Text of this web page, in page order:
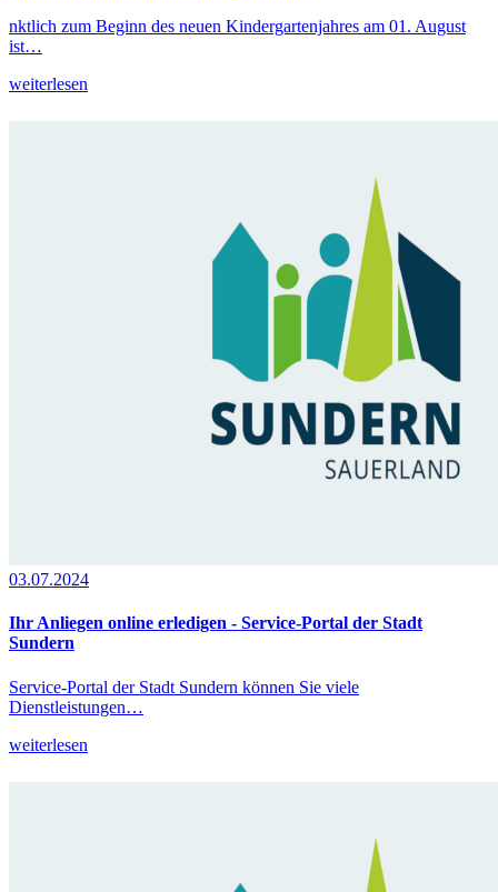
nktlich zum Beginn des neuen Kindergartenjahres am 01. August
ist…
weiterlesen
03.07.2024
Ihr Anliegen online erledigen - Service-Portal der Stadt
Sundern
Service-Portal der Stadt Sundern können Sie viele
Dienstleistungen…
weiterlesen